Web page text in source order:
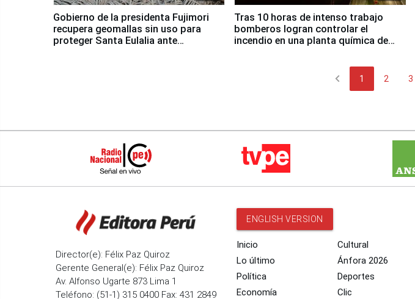
Gobierno de la presidenta Fujimori
recupera geomallas sin uso para
proteger Santa Eulalia ante
Tras 10 horas de intenso trabajo
bomberos logran controlar el
incendio en una planta química de
chevron_left 1 2 3
Director(e): Félix Paz Quiroz
Gerente General(e): Félix Paz Quiroz
Av. Alfonso Ugarte 873 Lima 1
Teléfono: (51-1) 315 0400 Fax: 431 2849
ENGLISH VERSION
Inicio
Lo último
Política
Economía
Cultural
Ánfora 2026
Deportes
Clic